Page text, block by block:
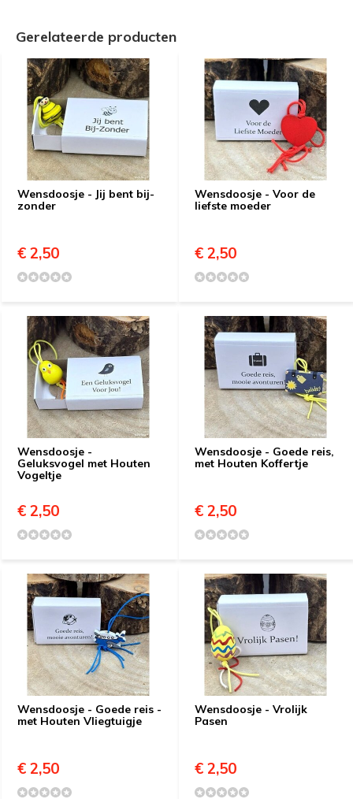
Gerelateerde producten
Wensdoosje - Jij bent bij-
zonder
€ 2,50
Wensdoosje - Voor de
liefste moeder
€ 2,50
Wensdoosje -
Geluksvogel met Houten
Vogeltje
€ 2,50
Wensdoosje - Goede reis,
met Houten Koffertje
€ 2,50
Wensdoosje - Goede reis -
met Houten Vliegtuigje
€ 2,50
Wensdoosje - Vrolijk
Pasen
€ 2,50